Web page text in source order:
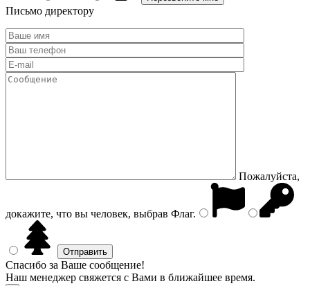
Письмо директору
Пожалуйста,
докажите, что вы человек, выбрав Флаг.
Спасибо за Ваше сообщение!
Наш менеджер свяжется с Вами в ближайшее время.